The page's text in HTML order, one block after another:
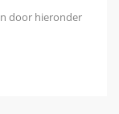
door hieronder